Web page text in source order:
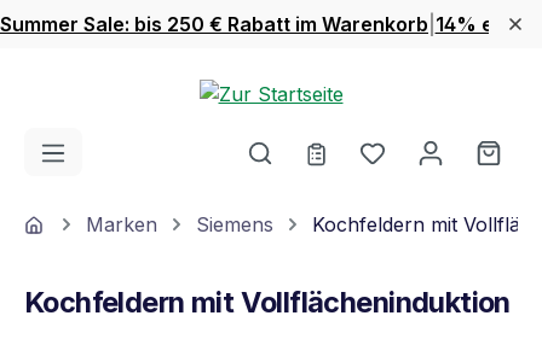
Zum Hauptinhalt springen
Summer Sale: bis 250 € Rabatt im Warenkorb 14% extra
Du hast 0
HomeMarken Siemens Kochfeldern mit
Kochfeldern mit Vollflächeninduktion